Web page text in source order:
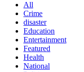
All
Crime
disaster
Education
Entertainment
Featured
Health
National